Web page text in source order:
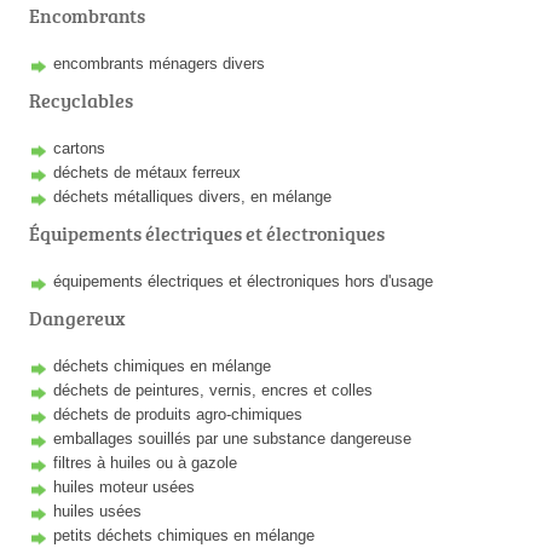
Encombrants
encombrants ménagers divers
Recyclables
cartons
déchets de métaux ferreux
déchets métalliques divers, en mélange
Équipements électriques et électroniques
équipements électriques et électroniques hors d'usage
Dangereux
déchets chimiques en mélange
déchets de peintures, vernis, encres et colles
déchets de produits agro-chimiques
emballages souillés par une substance dangereuse
filtres à huiles ou à gazole
huiles moteur usées
huiles usées
petits déchets chimiques en mélange